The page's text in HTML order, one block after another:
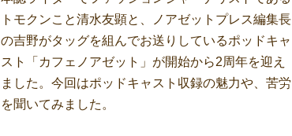
トモクンこと清水友顕と、ノアゼットプレス編集長
の吉野がタッグを組んでお送りしているポッドキャ
スト「カフェノアゼット」が開始から2周年を迎え
ました。今回はポッドキャスト収録の魅力や、苦労
を聞いてみました。